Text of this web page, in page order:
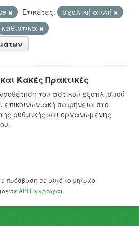
Ετικέτες:
σχολική αυλή
καθιστικά
Κακές Πρακτικές
του αστικού εξοπλισμού
επικοινωνιακή σαφήνεια στο
ρυθμικής και οργανωμένης
πρόσβαση σε αυτό το μητρώο
(δείτε API Έγγραφα).